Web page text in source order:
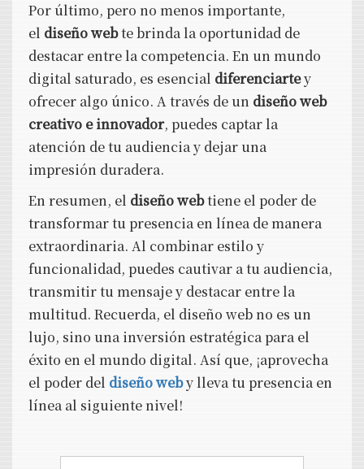
Por último, pero no menos importante,
el diseño webte brinda la oportunidad de
destacar entre la competencia. En un mundo
digital saturado, es esencial diferenciartey
ofrecer algo único. A través de un diseño web
creativo e innovador, puedes captar la
atención de tu audiencia y dejar una
impresión duradera.
En resumen, el diseño webtiene el poder de
transformar tu presencia en línea de manera
extraordinaria. Al combinar estilo y
funcionalidad, puedes cautivar a tu audiencia,
transmitir tu mensaje y destacar entre la
multitud. Recuerda, el diseño web no es un
lujo, sino una inversión estratégica para el
éxito en el mundo digital. Así que, ¡aprovecha
el poder del diseño weby lleva tu presencia en
línea al siguiente nivel!